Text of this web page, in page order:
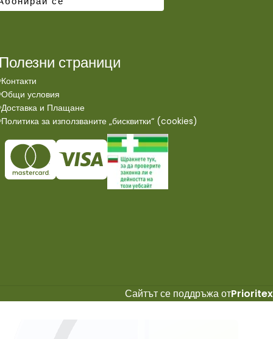
страници
Контакти
Общи условия
Доставка и Плащане
Политика за използваните „бисквитки“ (cookies)
Сайтът се поддръжа отPrioritex